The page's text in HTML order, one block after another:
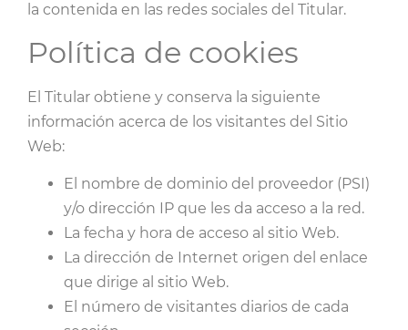
la contenida en las redes sociales del Titular.
Política de cookies
El Titular obtiene y conserva la siguiente
información acerca de los visitantes del Sitio
Web:
El nombre de dominio del proveedor (PSI)
y/o dirección IP que les da acceso a la red.
La fecha y hora de acceso al sitio Web.
La dirección de Internet origen del enlace
que dirige al sitio Web.
El número de visitantes diarios de cada